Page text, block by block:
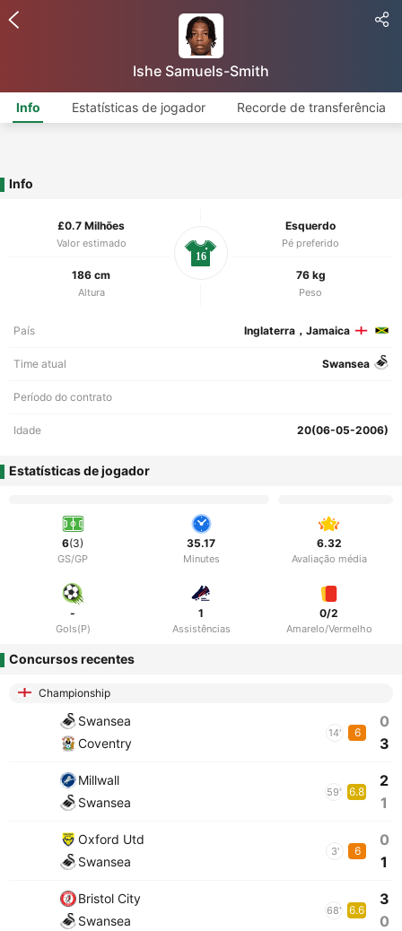
Ishe Samuels-Smith
Info Estatísticas de jogador Recorde de transferência
Info
£0.7 Milhões
Valor estimado
Esquerdo
Pé preferido
186 cm
Altura
76 kg
Peso
16
País Inglaterra，Jamaica
Time atual Swansea
Período do contrato
Idade 20(06-05-2006)
Estatísticas de jogador
6(3)
GS/GP
35.17
Minutes
6.32
Avaliação média
-
Gols(P)
1
Assistências
0/2
Amarelo/Vermelho
Concursos recentes
Championship
Swansea
Coventry
14' 6
0
3
Millwall
Swansea
59' 6.8
2
1
Oxford Utd
Swansea
3' 6
0
1
Bristol City
Swansea
68' 6.6
3
0